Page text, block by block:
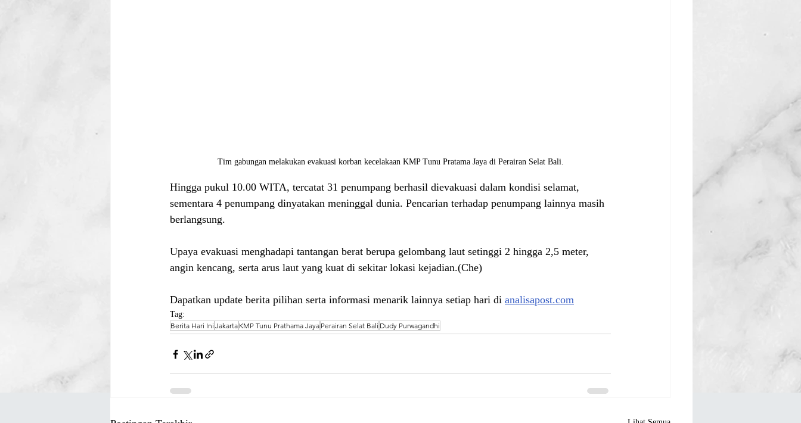
Tim gabungan melakukan evakuasi korban kecelakaan KMP Tunu Pratama Jaya di Perairan Selat Bali.
Hingga pukul 10.00 WITA, tercatat 31 penumpang berhasil dievakuasi dalam kondisi selamat,
sementara 4 penumpang dinyatakan meninggal dunia. Pencarian terhadap penumpang lainnya masih
berlangsung.
Upaya evakuasi menghadapi tantangan berat berupa gelombang laut setinggi 2 hingga 2,5 meter,
angin kencang, serta arus laut yang kuat di sekitar lokasi kejadian.(Che)
Dapatkan update berita pilihan serta informasi menarik lainnya setiap hari di analisapost.com
Tag:
Berita Hari Ini Jakarta KMP Tunu Prathama Jaya Perairan Selat Bali Dudy Purwagandhi